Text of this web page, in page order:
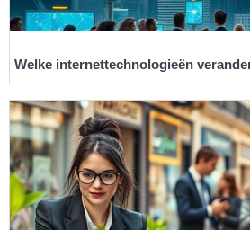
Welke internettechnologieën